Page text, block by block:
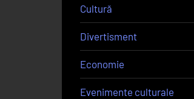
Cultură
Divertisment
Economie
Evenimente culturale